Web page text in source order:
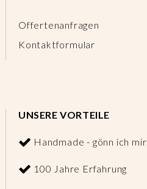
Offertenanfragen
Kontaktformular
UNSERE VORTEILE
Handmade - gönn ich mir
100 Jahre Erfahrung